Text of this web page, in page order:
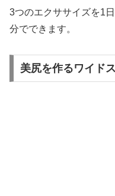
3つのエクササイズを1
分でできます。
美尻を作るワイド